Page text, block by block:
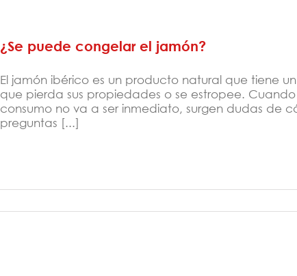
¿Se puede congelar el jamón?
El jamón ibérico es un producto natural que tiene
que pierda sus propiedades o se estropee.
consumo no va a ser inmediato, surgen dudas de
preguntas [...]